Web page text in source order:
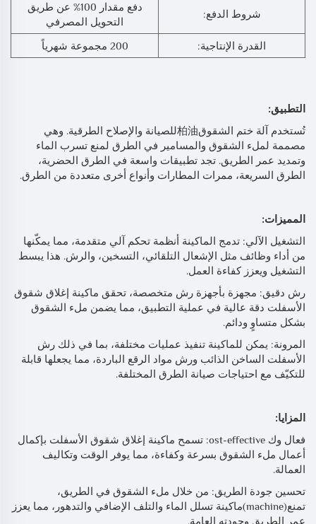
شروط الدفع:
دفع مقدار 100% عن طريق
التحويل المصرفي
القدرة الإنتاجية:
200 مجموعة شهرياً
التطبيق:
تُستخدم آلة ختم الشقوق柏油للصيانة والإصلاح الطرقية. وهي
مصممة لملء الشقوق والمسامير في الطرق لمنع تسرب الماء
وتمديد عمر الطريق. تجد تطبيقات واسعة في الطرق الحضرية،
الطرق السريعة، ممرات المطارات وأنواع أخرى متعددة من الطرق.
المميزات:
التشغيل الآلي: تدمج الماكينة أنظمة تحكم آلي متقدمة، مما يمكّنها
من أداء وظائف مثل الإشعال التلقائي، التسخين، والرش. هذا يبسط
التشغيل ويعزز كفاءة العمل.
رش دقيق: مجهزة بأجهزة رش متخصصة، تحقق ماكينة إغلاق شقوق
الأسفلت دقة عالية في عملية التطبيق، مما يضمن ملء الشقوق
بشكل متساوٍ ودائم.
المرونة: يمكن للماكينة تنفيذ عمليات مختلفة، بما في ذلك رش
الأسفلت الساخن الذائب ورش مواد الرقع الباردة، مما يجعلها قابلة
للتكيّف مع احتياجات صيانة الطرق المختلفة.
المزايا:
فعال وك ost-effective: تسمح ماكينة إغلاق شقوق الأسفلت بإكمال
أعمال ملء الشقوق بسرعة وكفاءة، مما يوفر الوقت وتكاليف
العمالة.
تحسين جودة الطريق: من خلال ملء الشقوق في الطريق،
تمنع(machine)ماكينة تسلل الماء والتلف الإضافي والتدهور، مما يعزز
عمر الطريق وجودته العامة.